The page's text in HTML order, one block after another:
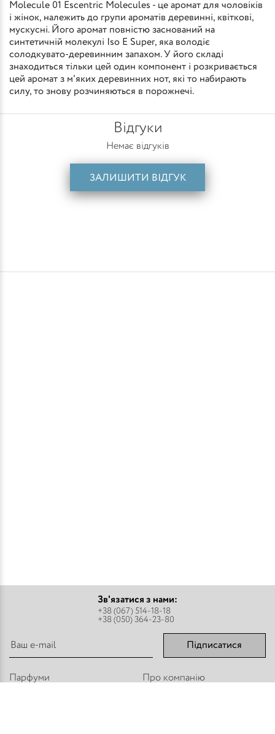
Molecule 01 Escentric Molecules - це аромат для чоловіків
і жінок, належить до групи ароматів деревинні, квіткові,
мускусні. Його аромат повністю заснований на
синтетичній молекулі Iso E Super, яка володіє
солодкувато-деревинним запахом. У його складі
знаходиться тільки цей один компонент і розкривається
цей аромат з м'яких деревинних нот, які то набирають
силу, то знову розчиняються в порожнечі.
Відгуки
Немає відгуків
ЗАЛИШИТИ ВІДГУК
Зв'язатися з нами:
+38 (067) 514-18-18
+38 (050) 364-23-80
Підписатися
Парфуми
Про компанію